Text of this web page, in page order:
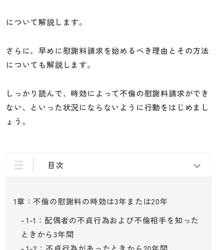
について解説します。
さらに、早めに慰謝料請求を始めるべき理由とその方法
についても解説します。
しっかり読んで、時効によって不倫の慰謝料請求ができ
ない、といった状況にならないように行動をはじめまし
ょう。
目次
1章：不倫の慰謝料の時効は3年または20年
1-1：配偶者の不貞行為および不倫相手を知った
ときから3年間